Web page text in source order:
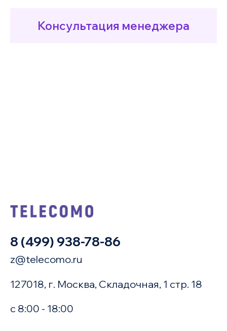
Консультация менеджера
8 (499) 938-78-86
z@telecomo.ru
127018, г. Москва, Складочная, 1 стр. 18
с 8:00 - 18:00